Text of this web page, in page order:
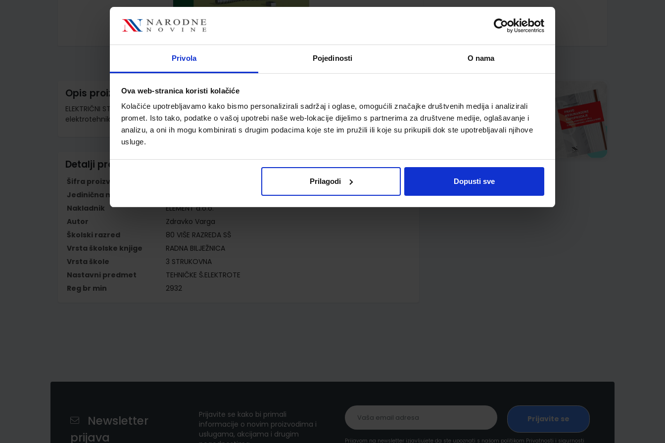
Privola Pojedinosti O nama
Ova web-stranica koristi kolačiće
Kolačiće upotrebljavamo kako bismo personalizirali sadržaj i oglase, omogućili značajke društvenih medija i analizirali
promet. Isto tako, podatke o vašoj upotrebi naše web-lokacije dijelimo s partnerima za društvene medije, oglašavanje i
analizu, a oni ih mogu kombinirati s drugim podacima koje ste im pružili ili koje su prikupili dok ste upotrebljavali njihove
usluge.
Prilagodi Dopusti sve
gallery
Opis proizvoda
ELEKTRIČNI STROJEVI I UREĐAJI; radna bilježnica za 3. razred 4-god. strukovnih škola u području
elektrotehnike i 2. razred za zanimanje tehničar za mehatroniku
Detalji proizvoda
Šifra proizvoda
Jedinična mjera
Nakladnik
ELEMENT d.o.o.
Autor
Zdravko Varga
Školski razred
80 VIŠE RAZREDA SŠ
Vrsta školske knjige
RADNA BILJEŽNICA
Vrsta škole
3 STRUKOVNA
Nastavni predmet
TEHNIČKE Š.ELEKTROTE
Reg br min
2932
Newsletter
prijava
Prijavite se kako bi primali
informacije o novim proizvodima i
uslugama, akcijama i drugim
Prijavom na newsletter izjavljujete da ste upoznati s našom politikom Privatnosti i sigurnosti